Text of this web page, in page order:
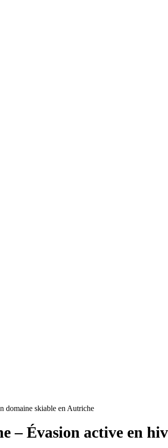
domaine skiable en Autriche
– Évasion active en